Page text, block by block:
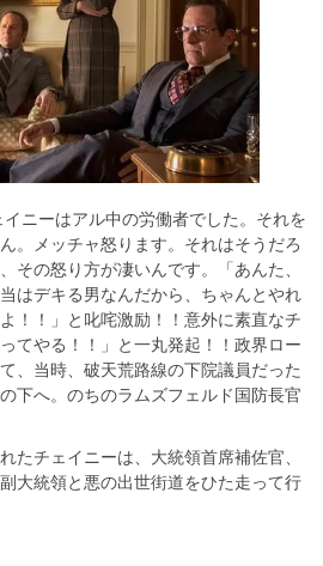
ニーはアル中の労働者でした。それを
。メッチャ怒ります。それはそうだろ
その怒り方が凄いんです。「あんた、
はデキる男なんだから、ちゃんとやれ
！！」と叱咤激励！！意外に素直なチ
てやる！！」と一丸発起！！政界ロー
、当時、破天荒路線の下院議員だった
下へ。のちのラムズフェルド国防長官
たチェイニーは、大統領首席補佐官、
大統領と悪の出世街道をひた走って行